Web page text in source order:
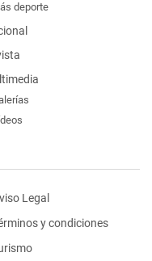
deporte
Legal
y condiciones